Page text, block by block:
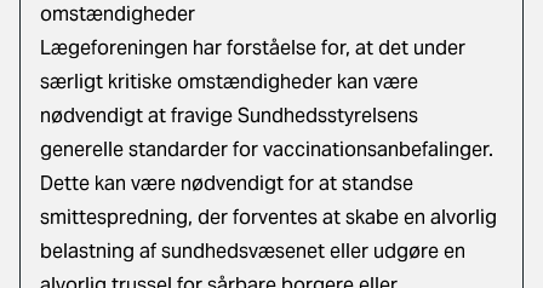
omstændigheder
Lægeforeningen har forståelse for, at det under
særligt kritiske omstændigheder kan være
nødvendigt at fravige Sundhedsstyrelsens
generelle standarder for vaccinationsanbefalinger.
Dette kan være nødvendigt for at standse
smittespredning, der forventes at skabe en alvorlig
belastning af sundhedsvæsenet eller udgøre en